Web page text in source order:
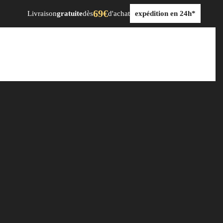
Livraisongratuitedès69€d'achat expédition en 24h*